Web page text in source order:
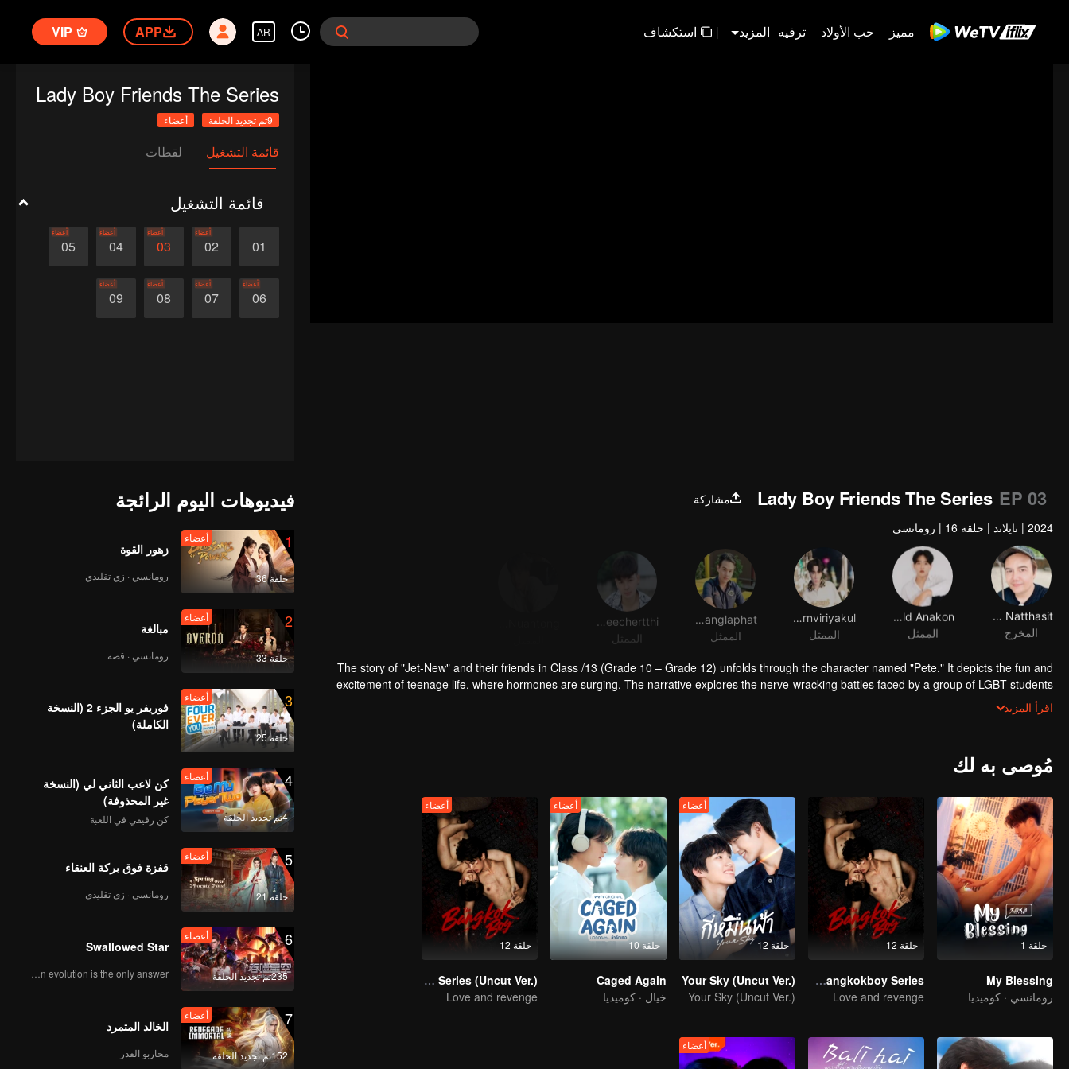
مميز حب الأولاد ترفيه المزيد | استكشاف AR
APP
VIP
Lady Boy Friends The Series
9تم تجديد الحلقة أعضاء
قائمة التشغيل لقطات
قائمة التشغيل
01
02
أعضاء
03
أعضاء
04
أعضاء
05
أعضاء
06
أعضاء
07
أعضاء
08
أعضاء
09
أعضاء
Lady Boy Friends The Series EP 03
مشاركة
2024
| تايلاند | حلقة 16 | رومانسي
المخرج
الممثل
الممثل
الممثل
الممثل
The story of "Jet-New" and their friends in Class /13 (Grade 10 – Grade 12) unfolds through the character named "Pete." It depicts the fun and
excitement of teenage life, where hormones are surging. The narrative explores the nerve-wracking battles faced by a group of LGBT students
filled with conflicts and complexities. Life in an all-boys school brims with curiosity and the desire to explore. The emergence of love stems from the
teenagers' curiosity about life, the unknown within their hearts, the fear of non-acceptance, or simply the fear and confusion within their own hearts.
اقرأ المزيد
مُوصى به لك
حلقة 1
My Blessing
رومانسي · كوميديا
حلقة 12
The Bangkokboy Series
Love and revenge
حلقة 12
أعضاء
Your Sky (Uncut Ver.)
Your Sky (Uncut Ver.)
حلقة 10
أعضاء
Caged Again
خيال · كوميديا
حلقة 12
أعضاء
The Bangkokboy Series (Uncut Ver.)
Love and revenge
أعضاء
فيديوهات اليوم الرائجة
1
حلقة 36
أعضاء
زهور القوة
رومانسي · زي تقليدي
2
حلقة 33
أعضاء
مبالغة
رومانسي · قصة
3
حلقة 25
أعضاء
فوريفر يو الجزء 2 (النسخة
الكاملة)
4
4تم تجديد الحلقة
أعضاء
كن لاعب الثاني لي (النسخة
غير المحذوفة)
كن رفيقي في اللعبة
5
حلقة 21
أعضاء
قفزة فوق بركة العنقاء
رومانسي · زي تقليدي
6
235تم تجديد الحلقة
أعضاء
Swallowed Star
Human evolution is the only answer.
7
152تم تجديد الحلقة
أعضاء
الخالد المتمرد
محاربو القدر